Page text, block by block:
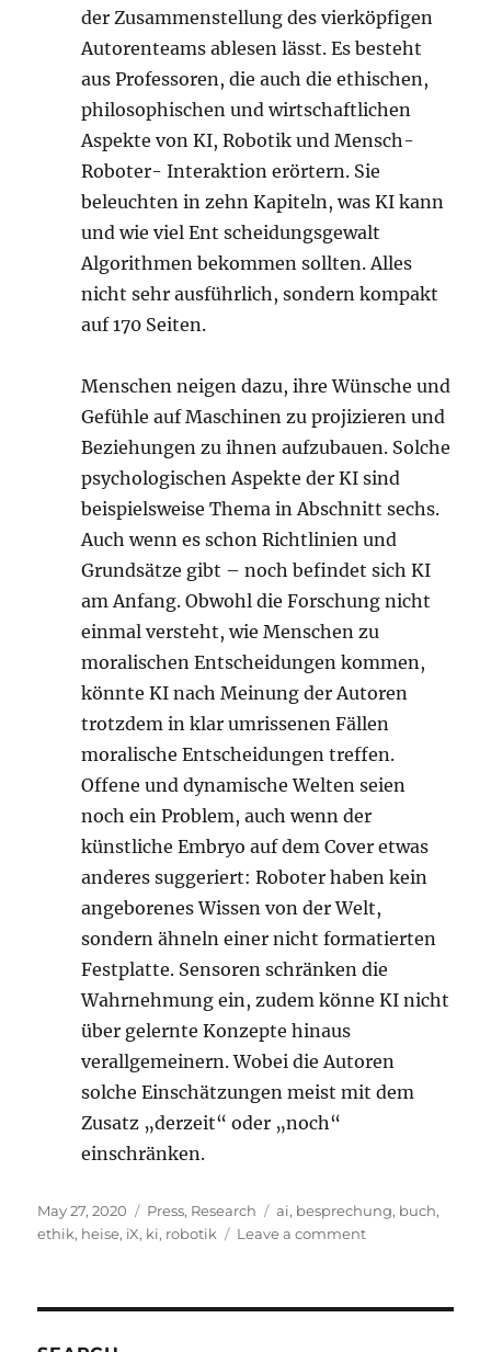
der Zusammenstellung des vierköpfigen
Autorenteams ablesen lässt. Es besteht
aus Professoren, die auch die ethischen,
philosophischen und wirtschaftlichen
Aspekte von KI, Robotik und Mensch-
Roboter- Interaktion erörtern. Sie
beleuchten in zehn Kapiteln, was KI kann
und wie viel Ent scheidungsgewalt
Algorithmen bekommen sollten. Alles
nicht sehr ausführlich, sondern kompakt
auf 170 Seiten.
Menschen neigen dazu, ihre Wünsche und
Gefühle auf Maschinen zu projizieren und
Beziehungen zu ihnen aufzubauen. Solche
psychologischen Aspekte der KI sind
beispielsweise Thema in Abschnitt sechs.
Auch wenn es schon Richtlinien und
Grundsätze gibt – noch befindet sich KI
am Anfang. Obwohl die Forschung nicht
einmal versteht, wie Menschen zu
moralischen Entscheidungen kommen,
könnte KI nach Meinung der Autoren
trotzdem in klar umrissenen Fällen
moralische Entscheidungen treffen.
Offene und dynamische Welten seien
noch ein Problem, auch wenn der
künstliche Embryo auf dem Cover etwas
anderes suggeriert: Roboter haben kein
angeborenes Wissen von der Welt,
sondern ähneln einer nicht formatierten
Festplatte. Sensoren schränken die
Wahrnehmung ein, zudem könne KI nicht
über gelernte Konzepte hinaus
verallgemeinern. Wobei die Autoren
solche Einschätzungen meist mit dem
Zusatz „derzeit“ oder „noch“
einschränken.
Posted
on
May 27, 2020 Categories
Press, Research Tags
ai, besprechung, buch,
ethik, heise, iX, ki, robotik Leave a commenton